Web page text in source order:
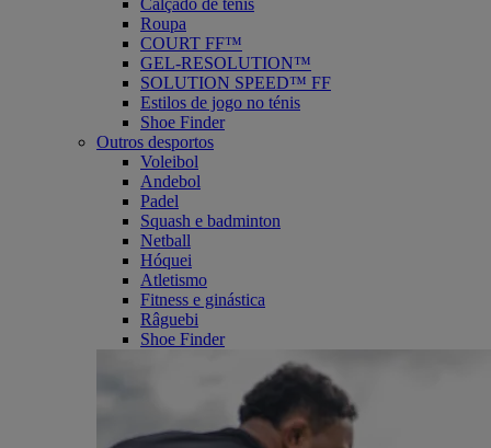
Calçado de ténis
Roupa
COURT FF™
GEL-RESOLUTION™
SOLUTION SPEED™ FF
Estilos de jogo no ténis
Shoe Finder
Outros desportos
Voleibol
Andebol
Padel
Squash e badminton
Netball
Hóquei
Atletismo
Fitness e ginástica
Râguebi
Shoe Finder